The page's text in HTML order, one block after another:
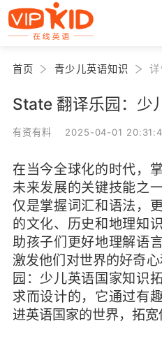
首页 青少儿英语知识 详
State 翻译乐园：少
有资有料 2025-04-01
在当今全球化的时代，
未来发展的关键技能之
仅是掌握词汇和语法，
的文化、历史和地理知
助孩子们更好地理解语
激发他们对世界的好奇
园：少儿英语国家知识
求而设计的，它通过有
进英语国家的世界，拓宽